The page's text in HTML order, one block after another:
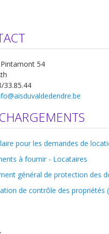
54
pour les demandes de
à fournir - Locataires
général de protection des
de contrôle des propriétés